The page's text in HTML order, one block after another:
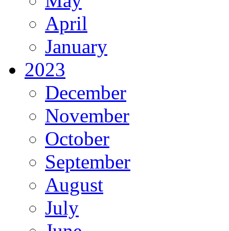
April
January
2023
December
November
October
September
August
July